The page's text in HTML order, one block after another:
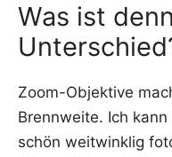
Was ist
Zoom-Objek­ti­ve
Brenn­wei­te. Ich
schön weit­wink­lig